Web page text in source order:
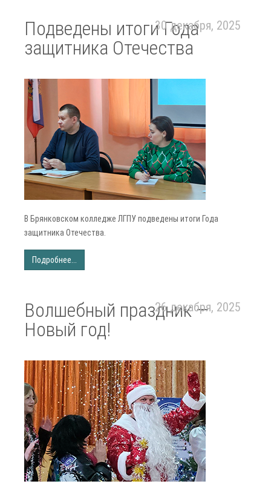
Подведены итоги Года
защитника Отечества
30 декабря, 2025
В Брянковском колледже ЛГПУ подведены итоги Года
защитника Отечества.
Подробнее...
Волшебный праздник —
Новый год!
26 декабря, 2025